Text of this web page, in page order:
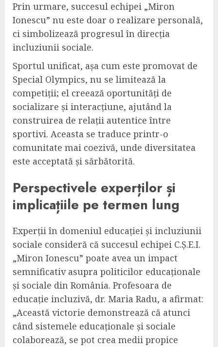
Prin urmare, succesul echipei „Miron
Ionescu” nu este doar o realizare personală,
ci simbolizează progresul în direcția
incluziunii sociale.
Sportul unificat, așa cum este promovat de
Special Olympics, nu se limitează la
competiții; el creează oportunități de
socializare și interacțiune, ajutând la
construirea de relații autentice între
sportivi. Aceasta se traduce printr-o
comunitate mai coezivă, unde diversitatea
este acceptată și sărbătorită.
Perspectivele experților și
implicațiile pe termen lung
Experții în domeniul educației și incluziunii
sociale consideră că succesul echipei C.Ș.E.I.
„Miron Ionescu” poate avea un impact
semnificativ asupra politicilor educaționale
și sociale din România. Profesoara de
educație incluzivă, dr. Maria Radu, a afirmat:
„Această victorie demonstrează că atunci
când sistemele educaționale și sociale
colaborează, se pot crea medii propice